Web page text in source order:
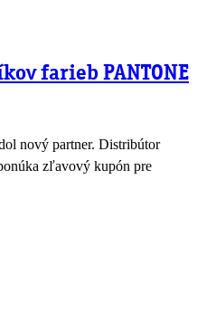
farieb PANTONE
nový partner. Distribútor
zľavový kupón pre